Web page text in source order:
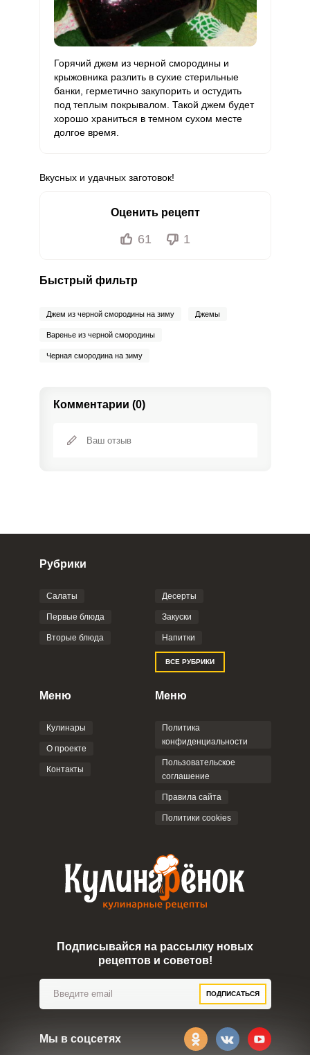
Горячий джем из черной смородины и
крыжовника разлить в сухие стерильные
банки, герметично закупорить и остудить
под теплым покрывалом. Такой джем будет
хорошо храниться в темном сухом месте
долгое время.
Вкусных и удачных заготовок!
Оценить рецепт
61 1
Быстрый фильтр
Джем из черной смородины на зиму Джемы
Варенье из черной смородины
Черная смородина на зиму
Комментарии (0)
Фото до 4 шт, до 5 mb
Отправляя эту форму, вы соглашаетесь с
Политикой
Пользовательским
соглашением
Рубрики
Салаты
Первые блюда
Вторые блюда
Десерты
Закуски
Напитки
ВСЕ РУБРИКИ
Меню
Кулинары
О проекте
Контакты
Меню
Политика
конфиденциальности
Пользовательское
соглашение
Правила сайта
Политики cookies
Подписывайся на рассылку новых
рецептов и советов!
ПОДПИСАТЬСЯ
Мы в соцсетях